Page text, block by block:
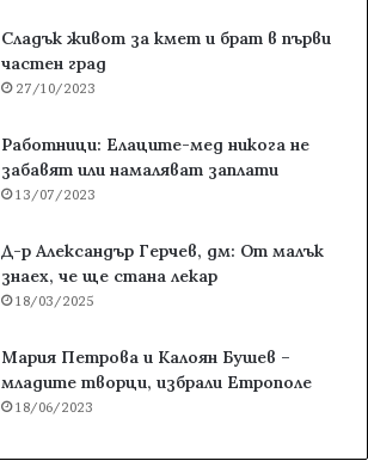
Сладък живот за кмет и брат в първи
частен град
27/10/2023
Работници: Елаците-мед никога не
забавят или намаляват заплати
13/07/2023
Д-р Александър Герчев, дм: От малък
знаех, че ще стана лекар
18/03/2025
Мария Петрова и Калоян Бушев –
младите творци, избрали Етрополе
18/06/2023